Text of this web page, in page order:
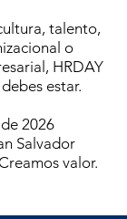
talento,
o
HRDAY
estar.
2026
Salvador
valor.